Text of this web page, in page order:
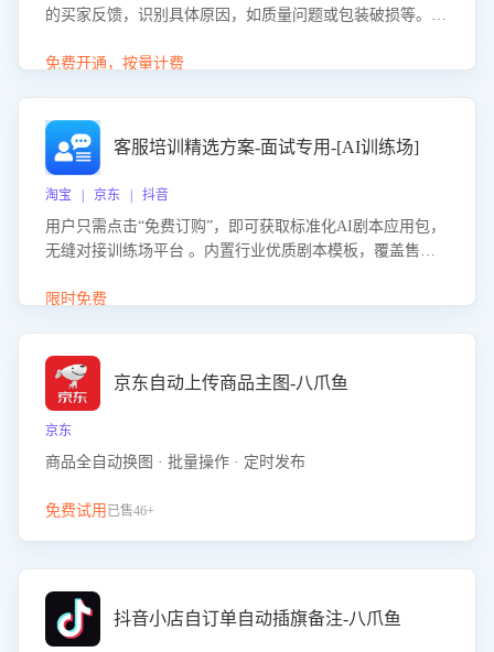
的买家反馈，识别具体原因，如质量问题或包装破损等。结
商家降低退款率，提升售后效率。
免费开通，按量计费
客服培训精选方案-面试专用-[AI训练场]
淘宝 | 京东 | 抖音
用户只需点击“免费订购”，即可获取标准化AI剧本应用包，
无缝对接训练场平台 。内置行业优质剧本模板，覆盖售前
初始化时间，助力企业快速启动智能客服训练
限时免费
京东自动上传商品主图-八爪鱼
京东
商品全自动换图 · 批量操作 · 定时发布
免费试用 已售46+
抖音小店自订单自动插旗备注-八爪鱼